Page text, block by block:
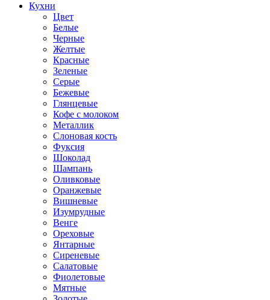
Кухни
Цвет
Белые
Черные
Желтые
Красные
Зеленые
Серые
Бежевые
Глянцевые
Кофе с молоком
Металлик
Слоновая кость
Фуксия
Шоколад
Шампань
Оливковые
Оранжевые
Вишневые
Изумрудные
Венге
Ореховые
Янтарные
Сиреневые
Салатовые
Фиолетовые
Мятные